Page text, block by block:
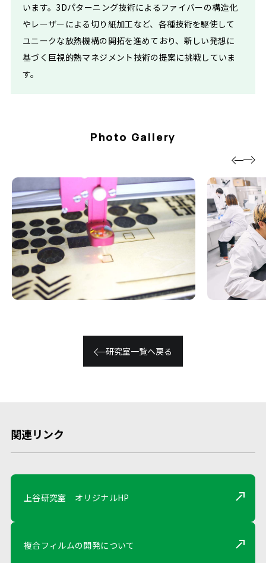
います。3Dパターニング技術によるファイバーの構造化
やレーザーによる切り紙加工など、各種技術を駆使して
ユニークな放熱機構の開拓を進めており、新しい発想に
基づく巨視的熱マネジメント技術の提案に挑戦していま
す。
Photo Gallery
研究室⼀覧へ戻る
関連リンク
上⾕研究室 オリジナルHP
複合フィルムの開発について